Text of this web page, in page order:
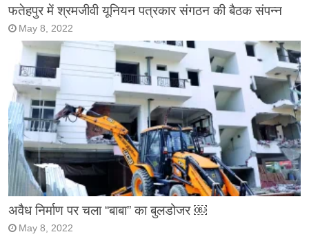
फतेहपुर में श्रमजीवी यूनियन पत्रकार संगठन की बैठक संपन्न
May 8, 2022
अवैध निर्माण पर चला “बाबा” का बुलडोजर ￼
May 8, 2022